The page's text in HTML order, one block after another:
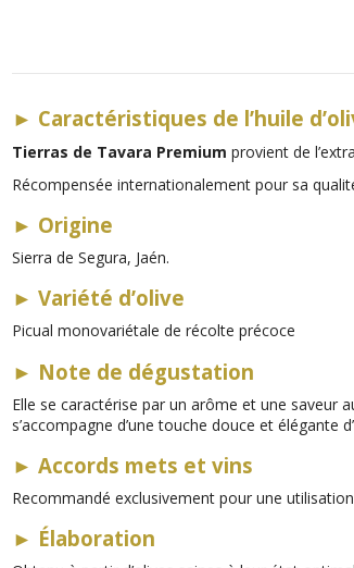
► Caractéristiques de l’huile
Tierras de Tavara Premium provient de
Récompensée internationalement pour sa
► Origine
Sierra de Segura, Jaén.
► Variété d’olive
Picual monovariétale de récolte précoce
► Note de dégustation
Elle se caractérise par un arôme et une saveur
s’accompagne d’une touche douce et élégante
► Accords mets et vins
Recommandé exclusivement pour une
► Élaboration